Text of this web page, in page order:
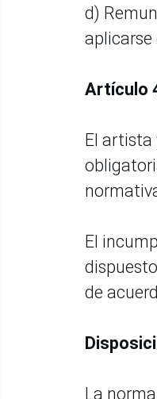
d)
aplicarse
Artículo
El artista
El
de
La